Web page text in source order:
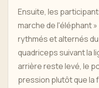
Ensuite, les
marche de l'éléphant
rythmés et alternés
quadriceps suivant la
arrière reste levé, le
pression plutôt que la